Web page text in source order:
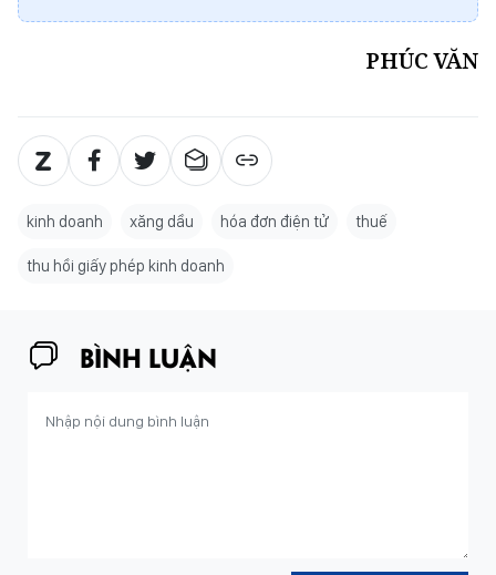
PHÚC VĂN
kinh doanh xăng dầu hóa đơn điện tử thuế
thu hồi giấy phép kinh doanh
BÌNH LUẬN